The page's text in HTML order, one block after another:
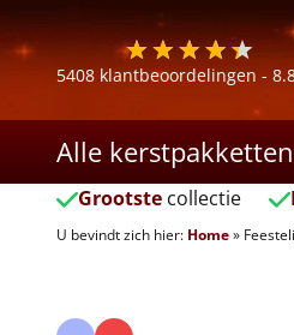
5408 klantbeoordelingen -
Alle
Grootste collectie
U bevindt zich hier: Home»